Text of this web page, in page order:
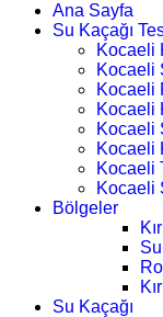
Ana Sayfa
Su Kaçağı
Kocaeli
Kocaeli
Kocaeli
Kocaeli
Kocaeli
Kocaeli
Kocaeli
Kocaeli
Bölgeler
Su Kaçağı